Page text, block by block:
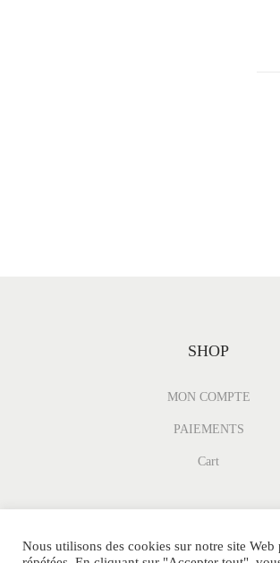
SHOP
MON COMPTE
PAIEMENTS
Cart
Nous utilisons des cookies sur notre site